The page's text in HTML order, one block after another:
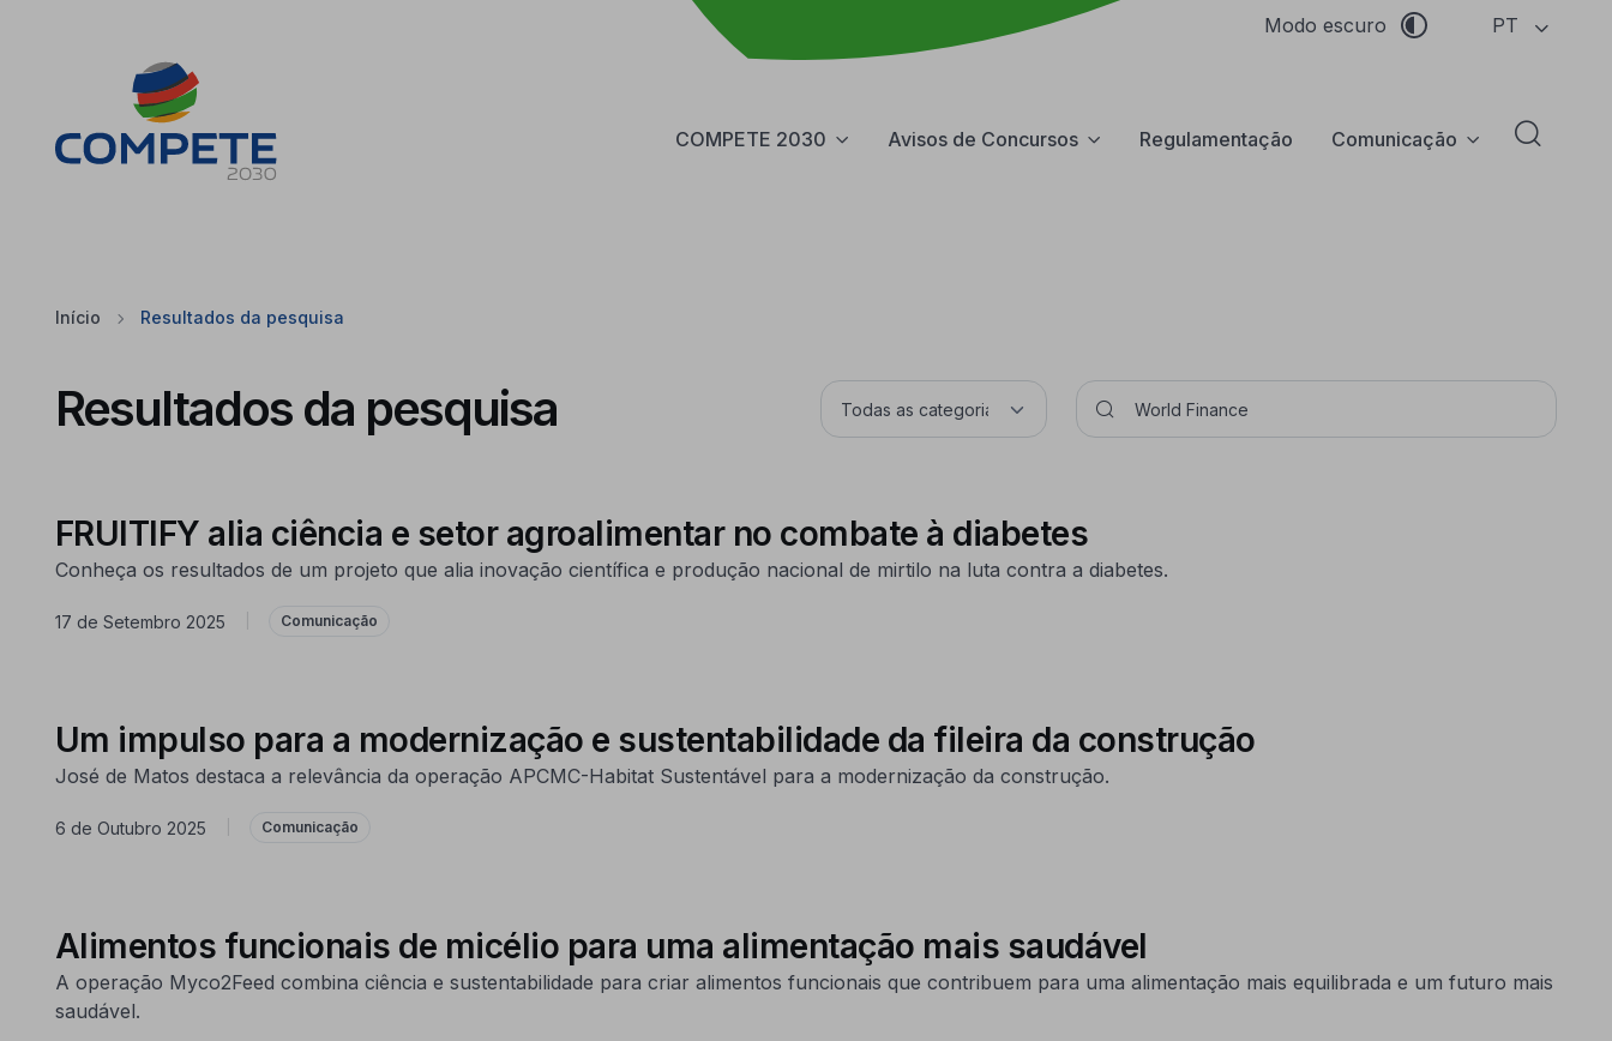
Modo escuro PT
COMPETE 2030 Avisos de Concursos Regulamentação Comunicação Abrir
Início Resultados da pesquisa
Resultados da pesquisa
FRUITIFY alia ciência e setor agroalimentar no combate à diabetes
Conheça os resultados de um projeto que alia inovação científica e produção nacional de mirtilo na luta contra a diabetes.
17 de Setembro 2025 Comunicação
Um impulso para a modernização e sustentabilidade da fileira da construção
José de Matos destaca a relevância da operação APCMC-Habitat Sustentável para a modernização da construção.
6 de Outubro 2025 Comunicação
Alimentos funcionais de micélio para uma alimentação mais saudável
A operação Myco2Feed combina ciência e sustentabilidade para criar alimentos funcionais que contribuem para uma alimentação mais equilibrada e um futuro mais
saudável.